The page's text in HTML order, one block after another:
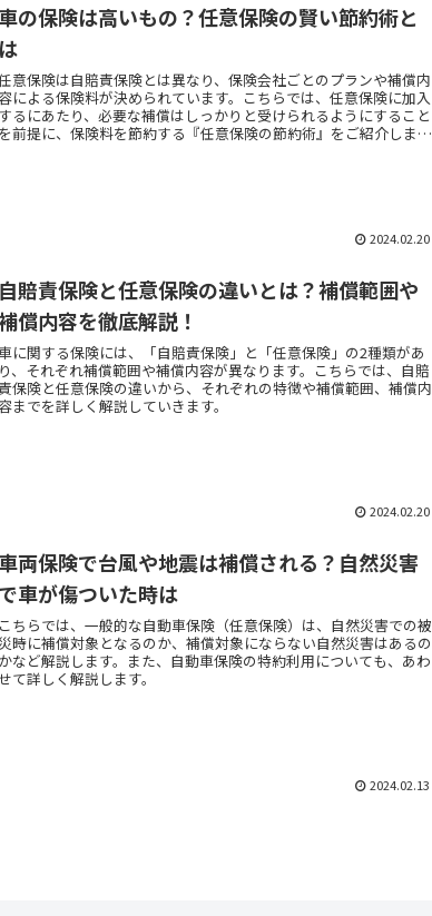
車の保険は高いもの？任意保険の賢い節約術と
は
意保険は自賠責保険とは異なり、保険会社ごとのプランや補償内
による保険料が決められています。こちらでは、任意保険に加入
するにあたり、必要な補償はしっかりと受けられるようにすること
を前提に、保険料を節約する『任意保険の節約術』をご紹介しま
2024.02.20
自賠責保険と任意保険の違いとは？補償範囲や
償内容を徹底解説！
に関する保険には、「自賠責保険」と「任意保険」の2種類があ
り、それぞれ補償範囲や補償内容が異なります。こちらでは、自賠
保険と任意保険の違いから、それぞれの特徴や補償範囲、補償内
までを詳しく解説していきます。
2024.02.20
車両保険で台風や地震は補償される？自然災害
で車が傷ついた時は
こちらでは、一般的な自動車保険（任意保険）は、自然災害での被
災時に補償対象となるのか、補償対象にならない自然災害はあるの
かなど解説します。また、自動車保険の特約利用についても、あわ
て詳しく解説します。
2024.02.13